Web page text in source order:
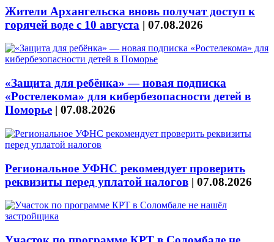
Жители Архангельска вновь получат доступ к
горячей воде с 10 августа | 07.08.2026
«Защита для ребёнка» — новая подписка
«Ростелекома» для кибербезопасности детей в
Поморье | 07.08.2026
Региональное УФНС рекомендует проверить
реквизиты перед уплатой налогов | 07.08.2026